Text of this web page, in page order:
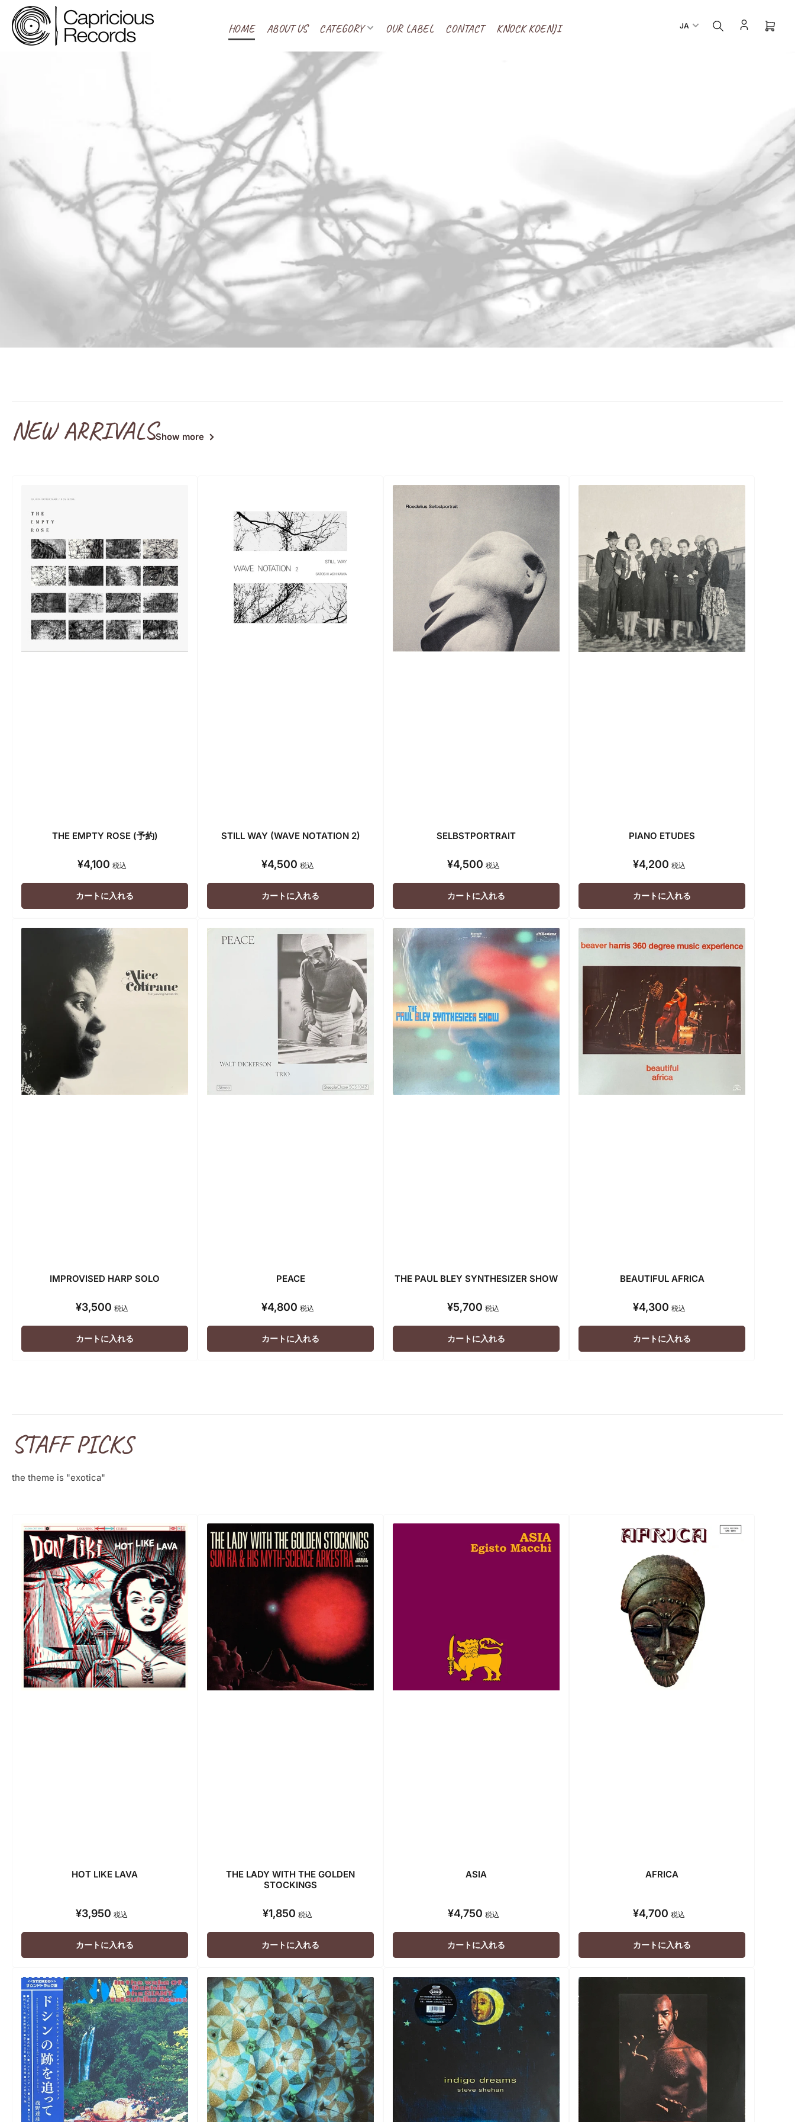
HOME ABOUT US CATEGORY OUR LABEL CONTACT KNOCK KOENJI
言
JA
ミ
NEW ARRIVALSShow more
THE EMPTY ROSE (予約)
通
価
格
¥4,100 税込
カートに入れる
STILL WAY (WAVE NOTATION 2)
通
価
格
¥4,500 税込
カートに入れる
SELBSTPORTRAIT
通
価
格
¥4,500 税込
カートに入れる
PIANO ETUDES
通
価
格
¥4,200 税込
カートに入れる
IMPROVISED HARP SOLO
通
価
格
¥3,500 税込
カートに入れる
PEACE
通
価
格
¥4,800 税込
カートに入れる
THE PAUL BLEY SYNTHESIZER SHOW
通
価
格
¥5,700 税込
カートに入れる
BEAUTIFUL AFRICA
通
価
格
¥4,300 税込
カートに入れる
STAFF PICKS
the theme is "exotica"
HOT LIKE LAVA
通
価
格
¥3,950 税込
カートに入れる
THE LADY WITH THE GOLDEN
STOCKINGS
通
価
格
¥1,850 税込
カートに入れる
ASIA
通
価
格
¥4,750 税込
カートに入れる
AFRICA
通
価
格
¥4,700 税込
カートに入れる